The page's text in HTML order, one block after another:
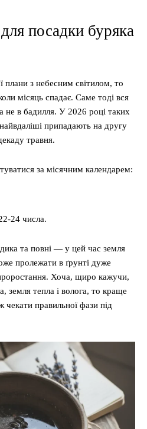
посадки буряка
плани з небесним світилом, то
місяць спадає. Саме тоді вся
не в бадилля. У 2026 році таких
найвдаліші припадають на другу
травня.
за місячним календарем:
24 числа.
та повні — у цей час земля
пролежати в ґрунті дуже
Хоча, щиро кажучи,
земля тепла і волога, то краще
чекати правильної фази під